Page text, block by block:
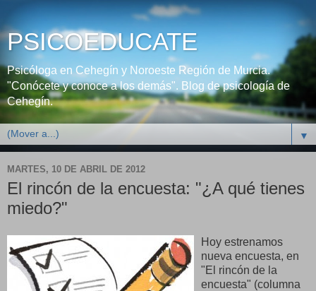
PSICOEDUCATE
Psicóloga en Cehegín y Noroeste Región de Murcia.
"Conócete y conoce a los demás". Blog de psicología de
Cehegín.
▼
MARTES, 10 DE ABRIL DE 2012
El rincón de la encuesta: "¿A qué tienes
miedo?"
Hoy estrenamos
nueva encuesta, en
"El rincón de la
encuesta" (columna